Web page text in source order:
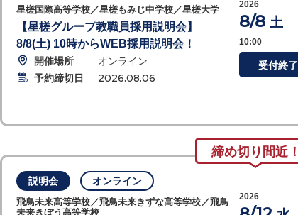
星槎国際高等学校／星槎もみじ中学校／星槎大学
【星槎グループ教職員採用説明会】
8/8(土) 10時からWEB採用説明会！
開催場所
オンライン
予約締切日
2026.08.06
2026
8/8 土
10:00
受付終了
締め切り間近！
説明会 オンライン
飛鳥未来高等学校／飛鳥未来きずな高等学校／飛鳥
未来きぼう高等学校
2026